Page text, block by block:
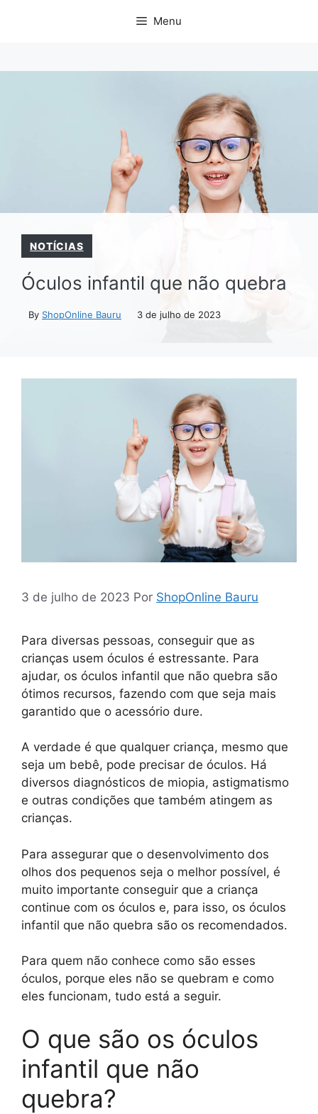
Menu
NOTÍCIAS
Óculos infantil que não quebra
By ShopOnline Bauru 3 de julho de 2023
3 de julho de 2023 Por ShopOnline Bauru
Para diversas pessoas, conseguir que as
crianças usem óculos é estressante. Para
ajudar, os óculos infantil que não quebra são
ótimos recursos, fazendo com que seja mais
garantido que o acessório dure.
A verdade é que qualquer criança, mesmo que
seja um bebê, pode precisar de óculos. Há
diversos diagnósticos de miopia, astigmatismo
e outras condições que também atingem as
crianças.
Para assegurar que o desenvolvimento dos
olhos dos pequenos seja o melhor possível, é
muito importante conseguir que a criança
continue com os óculos e, para isso, os óculos
infantil que não quebra são os recomendados.
Para quem não conhece como são esses
óculos, porque eles não se quebram e como
eles funcionam, tudo está a seguir.
O que são os óculos
infantil que não
quebra?